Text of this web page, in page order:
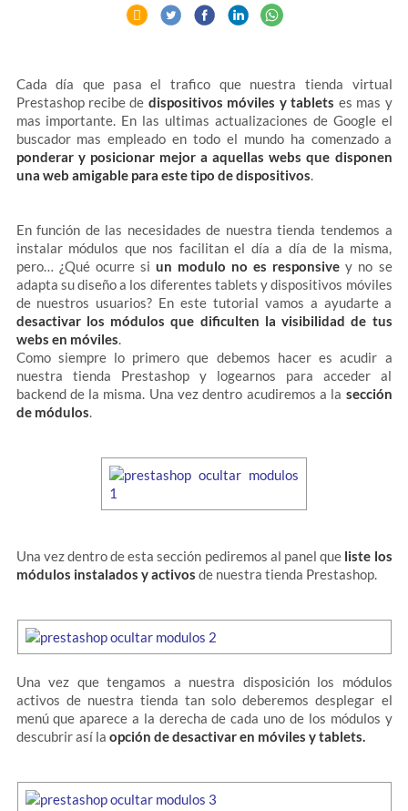
Cada día que pasa el trafico que nuestra tienda virtual
Prestashop recibe de dispositivos móviles y tablets es mas y
mas importante. En las ultimas actualizaciones de Google el
buscador mas empleado en todo el mundo ha comenzado a
ponderar y posicionar mejor a aquellas webs que disponen
una web amigable para este tipo de dispositivos.
En función de las necesidades de nuestra tienda tendemos a
instalar módulos que nos facilitan el día a día de la misma,
pero… ¿Qué ocurre si un modulo no es responsive y no se
adapta su diseño a los diferentes tablets y dispositivos móviles
de nuestros usuarios? En este tutorial vamos a ayudarte a
desactivar los módulos que dificulten la visibilidad de tus
webs en móviles.
Como siempre lo primero que debemos hacer es acudir a
nuestra tienda Prestashop y logearnos para acceder al
backend de la misma. Una vez dentro acudiremos a la sección
de módulos.
Una vez dentro de esta sección pediremos al panel que liste los
módulos instalados y activos de nuestra tienda Prestashop.
Una vez que tengamos a nuestra disposición los módulos
activos de nuestra tienda tan solo deberemos desplegar el
menú que aparece a la derecha de cada uno de los módulos y
descubrir así la opción de desactivar en móviles y tablets.